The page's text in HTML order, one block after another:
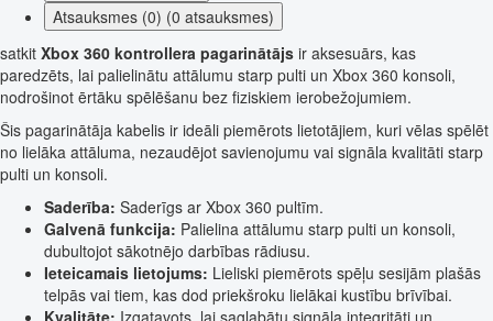
Atsauksmes (0) (0 atsauksmes)
satkit Xbox 360 kontrollera pagarinātājs ir aksesuārs, kas
paredzēts, lai palielinātu attālumu starp pulti un Xbox 360 konsoli,
nodrošinot ērtāku spēlēšanu bez fiziskiem ierobežojumiem.
Šis pagarinātāja kabelis ir ideāli piemērots lietotājiem, kuri vēlas spēlēt
no lielāka attāluma, nezaudējot savienojumu vai signāla kvalitāti starp
pulti un konsoli.
Saderība: Saderīgs ar Xbox 360 pultīm.
Galvenā funkcija: Palielina attālumu starp pulti un konsoli,
dubultojot sākotnējo darbības rādiusu.
Ieteicamais lietojums: Lieliski piemērots spēļu sesijām plašās
telpās vai tiem, kas dod priekšroku lielākai kustību brīvībai.
Kvalitāte: Izgatavots, lai saglabātu signāla integritāti un